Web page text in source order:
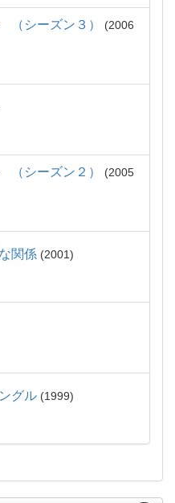
シーズン３）
2006
シーズン２）
2005
関係 2001
グル 1999